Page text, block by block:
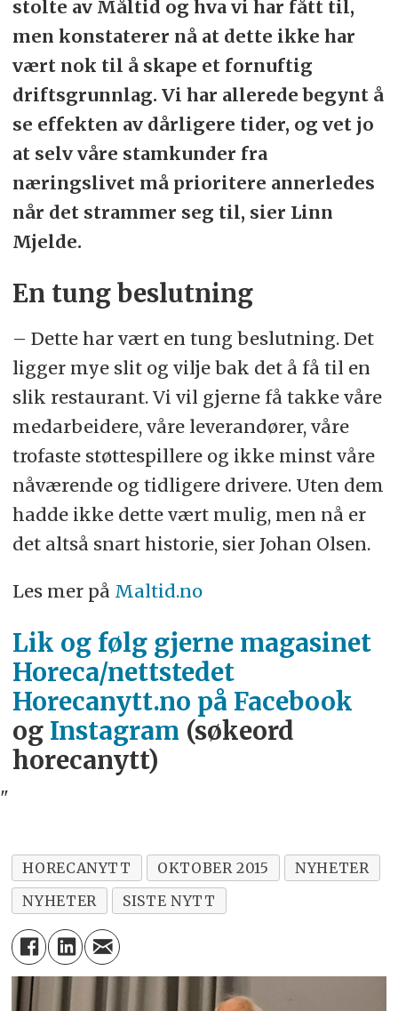
stolte av Måltid og hva vi har fått til,
men konstaterer nå at dette ikke har
vært nok til å skape et fornuftig
driftsgrunnlag. Vi har allerede begynt å
se effekten av dårligere tider, og vet jo
at selv våre stamkunder fra
næringslivet må prioritere annerledes
når det strammer seg til, sier Linn
Mjelde.
En tung beslutning
– Dette har vært en tung beslutning. Det
ligger mye slit og vilje bak det å få til en
slik restaurant. Vi vil gjerne få takke våre
medarbeidere, våre leverandører, våre
trofaste støttespillere og ikke minst våre
nåværende og tidligere drivere. Uten dem
hadde ikke dette vært mulig, men nå er
det altså snart historie, sier Johan Olsen.
Les mer på Maltid.no
Lik og følg gjerne magasinet
Horeca/nettstedet
Horecanytt.no på Facebook
og Instagram (søkeord
horecanytt)
"
HORECANYTT OKTOBER 2015
NYHETER
NYHETER
SISTE NYTT